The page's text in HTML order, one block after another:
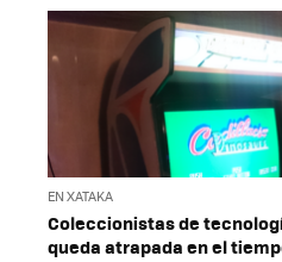
EN XATAKA
Coleccionistas de
queda atrapada en el